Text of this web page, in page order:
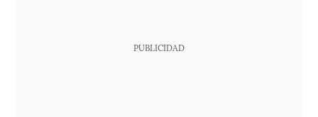
PUBLICIDAD